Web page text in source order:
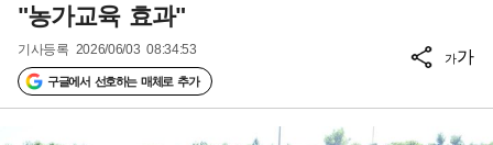
"농가교육 효과"
기사등록 2026/06/03 08:34:53
구글에서 선호하는 매체로 추가
가가